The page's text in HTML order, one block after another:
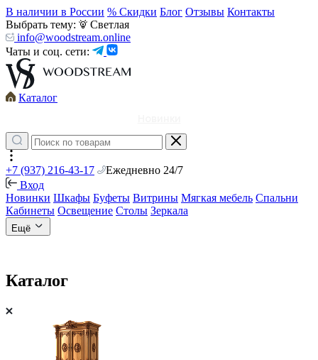
В наличии в России % Скидки Блог Отзывы Контакты
Выбрать тему:
Светлая
info@woodstream.online
Чаты и соц. сети:
Каталог
+7 (937) 216-43-17
Ежедневно 24/7
Вход
Новинки Шкафы Буфеты Витрины Мягкая мебель Спальни
Кабинеты Освещение Столы Зеркала
Ещё
Каталог